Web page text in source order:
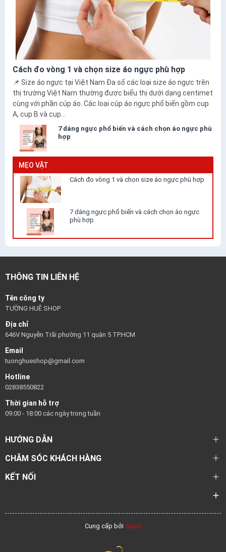
Cách đo vòng 1 và chọn size áo ngực phù hợp
📌 Size áo ngực tại Việt Nam Đa số các loại size áo ngực trên
thị trường Việt Nam thường được biểu thị dưới dạng centimet
cùng với phần cúp áo. Các loại cúp áo ngực phổ biến gồm cup
A, cup B và cup...
7 dáng ngực phổ biến và cách chọn áo ngực phù
hợp
MẸO VẶT
Cách đo vòng 1 và chọn size áo ngực phù hợp
7 dáng ngực phổ biến và cách chọn áo ngực
phù hợp
THÔNG TIN LIÊN HỆ
Tên công ty
TƯỜNG HUÊ SHOP
Địa chỉ
646V Nguyễn Trãi phường 11 quận 5 TP.HCM
Email
tuonghueshop@gmail.com
Hotline
02838550822
Thời gian hỗ trợ
09:00 - 18:00 các ngày trong tuần
HƯỚNG DẪN
CHĂM SÓC KHÁCH HÀNG
KẾT NỐI
Cung cấp bởi Sapo